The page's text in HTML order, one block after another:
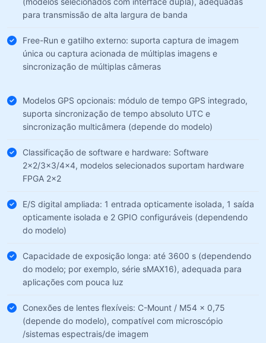
para transmissão de alta largura de banda
Free-Run e gatilho externo: suporta captura de imagem
única ou captura acionada de múltiplas imagens e
sincronização de múltiplas câmeras
Modelos GPS opcionais: módulo de tempo GPS integrado,
suporta sincronização de tempo absoluto UTC e
sincronização multicâmera (depende do modelo)
Classificação de software e hardware: Software
2×2/3×3/4×4, modelos selecionados suportam hardware
FPGA 2×2
E/S digital ampliada: 1 entrada opticamente isolada, 1 saída
opticamente isolada e 2 GPIO configuráveis (dependendo
do modelo)
Capacidade de exposição longa: até 3600 s (dependendo
do modelo; por exemplo, série sMAX16), adequada para
aplicações com pouca luz
Conexões de lentes flexíveis: C-Mount / M54 × 0,75
(depende do modelo), compatível com microscópio
/sistemas espectrais/de imagem